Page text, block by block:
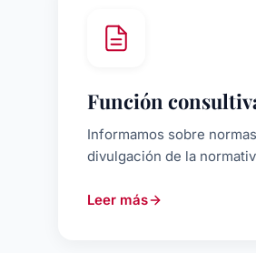
Función
Informamos sobre
divulgación de la
Leer más